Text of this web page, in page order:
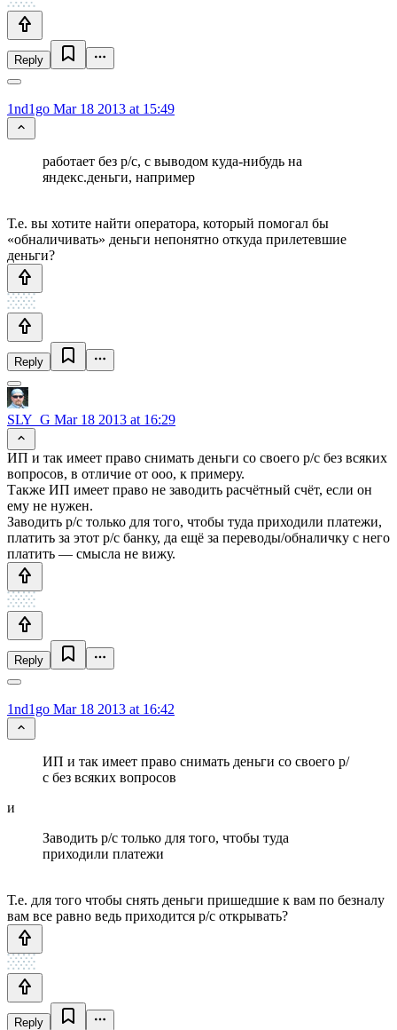
Reply
1nd1go Mar 18 2013 at 15:49
работает без р/с, с выводом куда-нибудь на
яндекс.деньги, например
Т.е. вы хотите найти оператора, который помогал бы
«обналичивать» деньги непонятно откуда прилетевшие
деньги?
Reply
SLY_G Mar 18 2013 at 16:29
ИП и так имеет право снимать деньги со своего р/с без всяких
вопросов, в отличие от ооо, к примеру.
Также ИП имеет право не заводить расчётный счёт, если он
ему не нужен.
Заводить р/с только для того, чтобы туда приходили платежи,
платить за этот р/с банку, да ещё за переводы/обналичку с него
платить — смысла не вижу.
Reply
1nd1go Mar 18 2013 at 16:42
ИП и так имеет право снимать деньги со своего р/
с без всяких вопросов
и
Заводить р/с только для того, чтобы туда
приходили платежи
Т.е. для того чтобы снять деньги пришедшие к вам по безналу
вам все равно ведь приходится р/с открывать?
Reply